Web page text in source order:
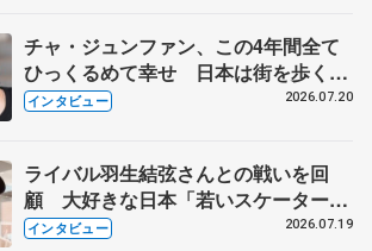
チャ・ジュンファン、この4年間全て
ひっくるめて幸せ 日本は街を歩くだ
けでうれしい気分に
インタビュー 2026.07.20
ライバル羽生結弦さんとの戦いを回
顧 大好きな日本「若いスケーターへ
知識を伝えたい」
インタビュー 2026.07.19